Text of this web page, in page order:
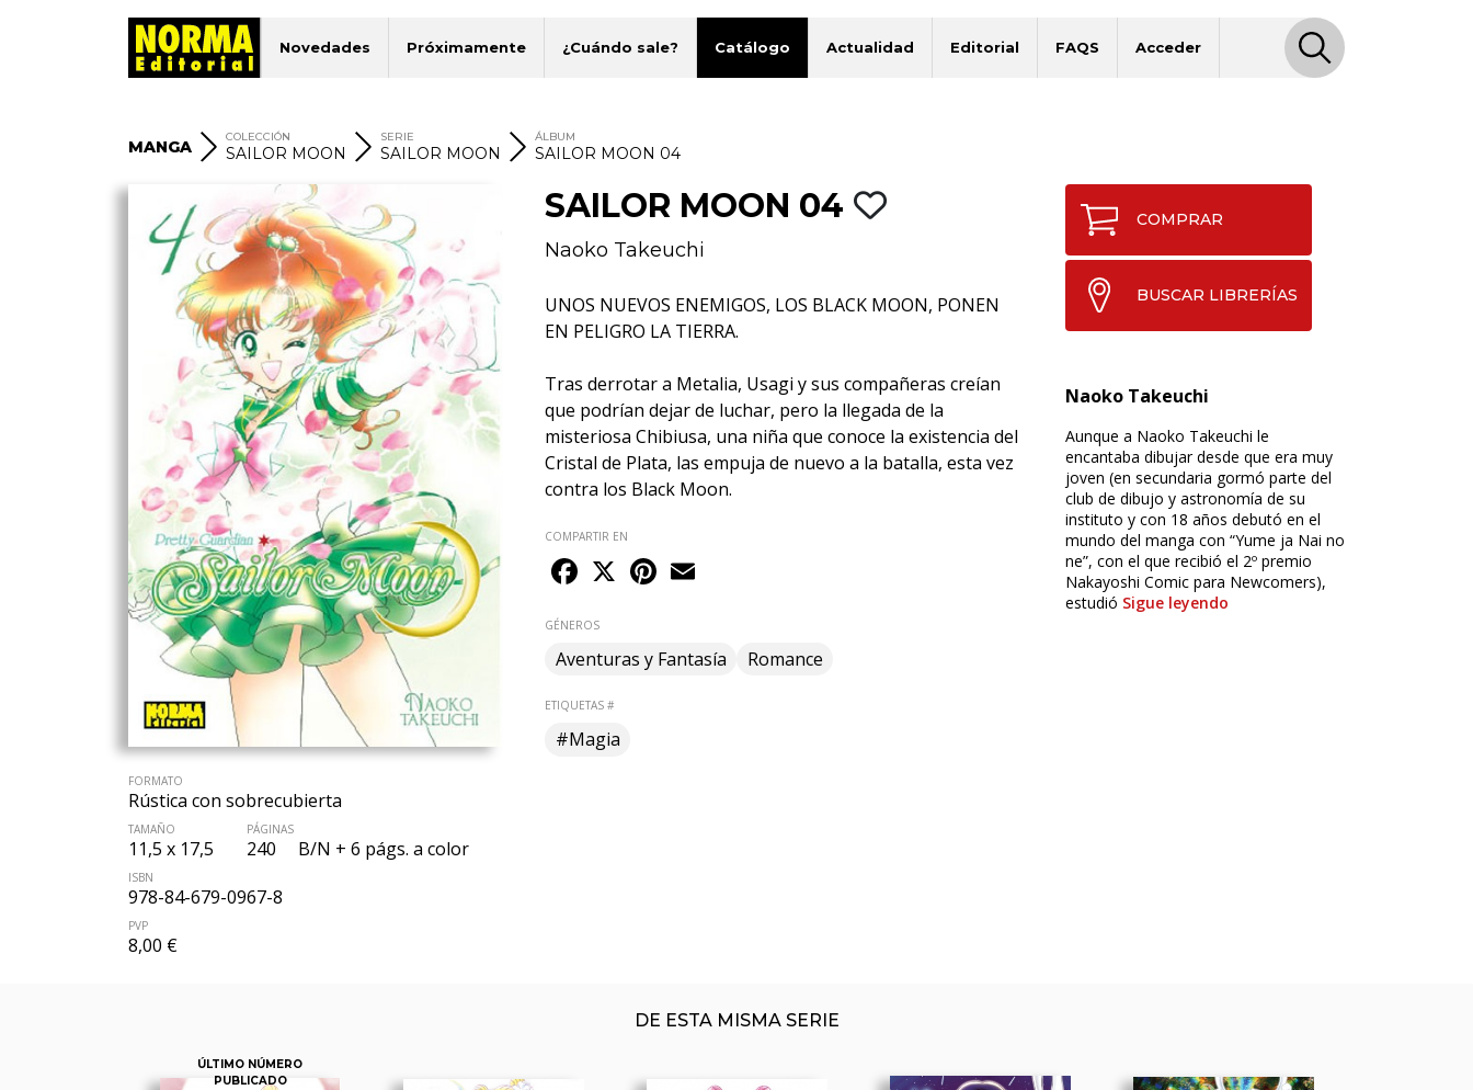
Novedades Próximamente ¿Cuándo sale? Catálogo Actualidad Editorial FAQS Acceder
MANGA
COLECCIÓN
SAILOR MOON
SERIE
SAILOR MOON
ÁLBUM
SAILOR MOON 04
FORMATO
Rústica con sobrecubierta
TAMAÑO
11,5 x 17,5
PÁGINAS
240 B/N + 6 págs. a color
ISBN
978-84-679-0967-8
PVP
8,00 €
SAILOR MOON 04
Naoko Takeuchi
UNOS NUEVOS ENEMIGOS, LOS BLACK MOON, PONEN
EN PELIGRO LA TIERRA.
Tras derrotar a Metalia, Usagi y sus compañeras creían
que podrían dejar de luchar, pero la llegada de la
misteriosa Chibiusa, una niña que conoce la existencia del
Cristal de Plata, las empuja de nuevo a la batalla, esta vez
contra los Black Moon.
COMPARTIR EN
Facebook
X Pinterest
GÉNEROS
Aventuras y Fantasía Romance
ETIQUETAS #
#Magia
COMPRAR
BUSCAR LIBRERÍAS
Naoko Takeuchi
Aunque a Naoko Takeuchi le
encantaba dibujar desde que era muy
joven (en secundaria gormó parte del
club de dibujo y astronomía de su
instituto y con 18 años debutó en el
mundo del manga con “Yume ja Nai no
ne”, con el que recibió el 2º premio
Nakayoshi Comic para Newcomers),
estudió Sigue leyendo
DE ESTA MISMA SERIE
ÚLTIMO NÚMERO
PUBLICADO